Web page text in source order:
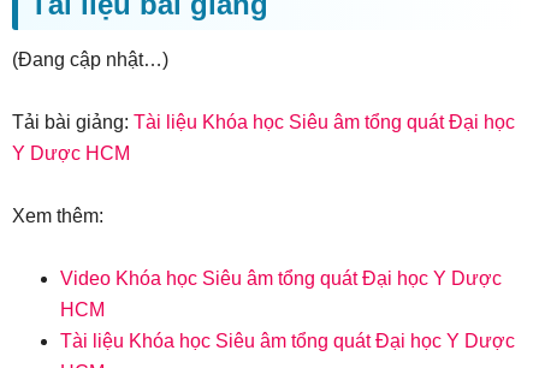
(Đang cập nhật…)
Tải bài giảng: Tài liệu Khóa học Siêu âm tổng quát Đại học
Y Dược HCM
Xem thêm:
Video Khóa học Siêu âm tổng quát Đại học Y Dược
HCM
Tài liệu Khóa học Siêu âm tổng quát Đại học Y Dược